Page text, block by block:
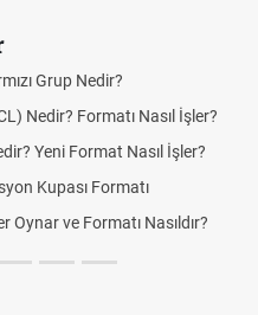
Formatı Nasıl İşler?
ve Puanlama Sistemi
ve Lig Sistemi Nasıl İşler?
mı? 2026 Lise Yerleştirme